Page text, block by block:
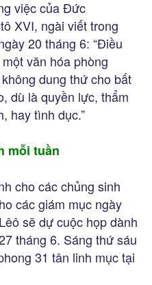
việc của Đức
XVI, ngài viết trong
20 tháng 6: “Điều
văn hóa phòng
dung thứ cho bất
dù là quyền lực, thẩm
hay tình dục.”
mỗi tuần
cho các chủng sinh
các giám mục ngày
sẽ dự cuộc họp dành
tháng 6. Sáng thứ sáu
31 tân linh mục tại